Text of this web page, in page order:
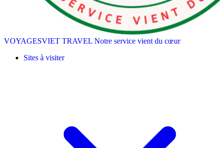
VOYAGESVIET TRAVEL Notre service vient du cœur
Sites à visiter